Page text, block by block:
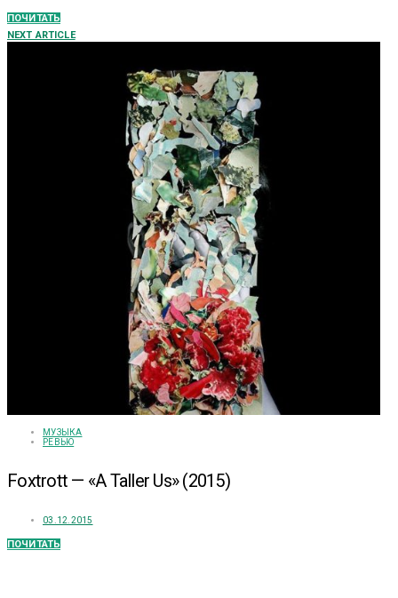
ПОЧИТАТЬ
NEXT ARTICLE
МУЗЫКА
РЕВЬЮ
Foxtrott — «A Taller Us» (2015)
03.12.2015
ПОЧИТАТЬ